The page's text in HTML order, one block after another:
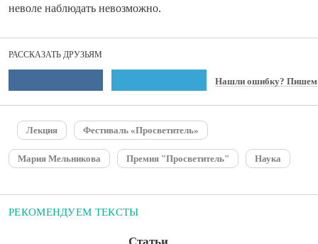
неволе наблюдать невозможно.
РАССКАЗАТЬ ДРУЗЬЯМ
Нашли ошибку? Пишем
Лекция Фестиваль «Просветитель»
Мария Мельникова Премия "Просветитель" Наука
РЕКОМЕНДУЕМ ТЕКСТЫ